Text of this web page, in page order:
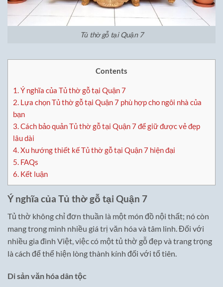
Tủ thờ gỗ tại Quận 7
Contents
1.Ý nghĩa của Tủ thờ gỗ tại Quận 7
2. Lựa chọn Tủ thờ gỗ tại Quận 7 phù hợp cho ngôi nhà của
bạn
3.Cách bảo quản Tủ thờ gỗ tại Quận 7 để giữ được vẻ đẹp
lâu dài
4.Xu hướng thiết kế Tủ thờ gỗ tại Quận 7 hiện đại
5. FAQs
6. Kết luận
Ý nghĩa của Tủ thờ gỗ tại Quận 7
Tủ thờ không chỉ đơn thuần là một món đồ nội thất; nó còn
mang trong mình nhiều giá trị văn hóa và tâm linh. Đối với
nhiều gia đình Việt, việc có một tủ thờ gỗ đẹp và trang trọng
là cách để thể hiện lòng thành kính đối với tổ tiên.
Di sản văn hóa dân tộc